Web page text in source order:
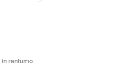
rentumo